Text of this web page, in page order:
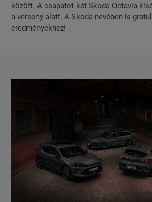
között. A csapatot két Skoda Octavia
a verseny alatt. A Skoda nevében is
eredményekhez!